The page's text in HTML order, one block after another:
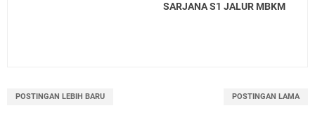
SARJANA S1 JALUR MBKM
POSTINGAN LEBIH BARU POSTINGAN LAMA